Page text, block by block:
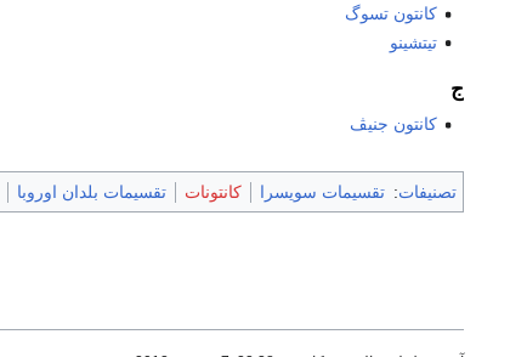
كانتون تسوگ
تيتشينو
ج
كانتون جنيڤ
تصنيفات: تقسيمات سويسرا كانتونات تقسيمات بلدان اوروبا